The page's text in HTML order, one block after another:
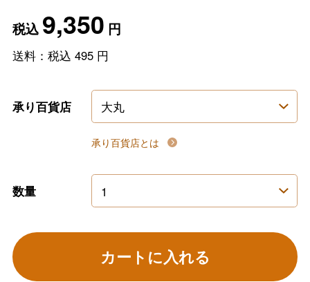
税込9,350 円
送料：税込 495円
承り百貨店
承り百貨店とは
数量
カートに入れる